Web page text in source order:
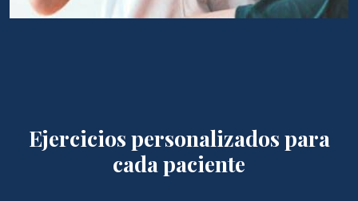
Ejercicios personalizados para
cada paciente